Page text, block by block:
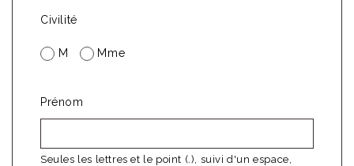
Civilité
M Mme
Prénom
Seules les lettres et le point (.), suivi d'un espace,